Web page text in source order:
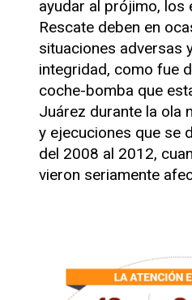
ayudar al prójimo, los
Rescate deben en
situaciones adversas
integridad, como fue
coche-bomba que
Juárez durante la ola
y ejecuciones que se
del 2008 al 2012,
vieron seriamente